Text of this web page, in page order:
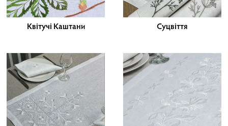
Квітучі Каштани Суцвіття